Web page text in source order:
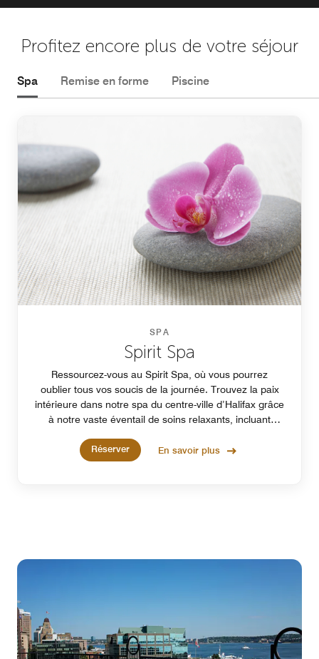
Profitez encore plus de votre séjour
Spa Remise en forme Piscine
SPA
Spirit Spa
Ressourcez-vous au Spirit Spa, où vous pourrez
oublier tous vos soucis de la journée. Trouvez la paix
intérieure dans notre spa du centre-ville d’Halifax grâce
à notre vaste éventail de soins relaxants, incluant
des soins du visage et des gommages pour le corps.
Réserver En savoir plus